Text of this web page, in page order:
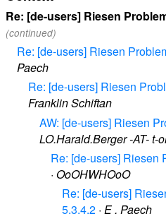
Re: [de-users] Riesen
(continued)
Re: [de-users] Riesen
Paech
Re: [de-users] Riesen
Franklin Schiftan
AW: [de-users] Riesen
LO.Harald.Berger -AT- t-
Re: [de-users] Riesen
· OoOHWHOoO
Re: [de-users]
5.3.4.2 · E . Paech